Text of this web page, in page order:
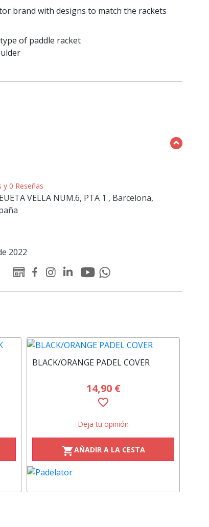
brand with designs to match the rackets
of paddle racket
y 0 Reseñas
VELLA NUM.6, PTA 1 , Barcelona,
2022
WEB
Facebook
Instagram
Linked-
Padelator
Youtube
Padelator
Whatsapp
BLACK/ORANGE PADEL COVER
14,90 €
favorite_border
Deja tu opinión
shopping_cartAÑADIR A LA CESTA